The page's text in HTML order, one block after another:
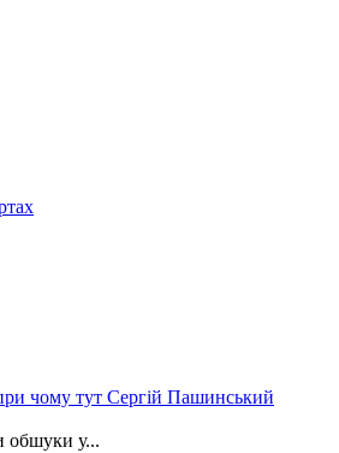
чому тут Сергій Пашинський
обшуки у...